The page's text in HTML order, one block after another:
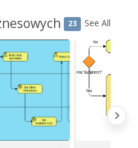
23 See All